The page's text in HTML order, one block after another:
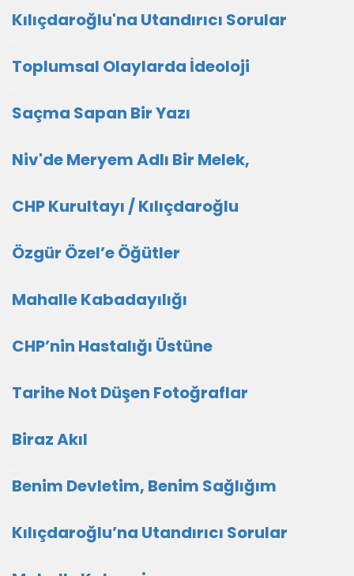
Kılıçdaroğlu'na Utandırıcı Sorular
Toplumsal Olaylarda İdeoloji
Saçma Sapan Bir Yazı
Niv'de Meryem Adlı Bir Melek,
CHP Kurultayı / Kılıçdaroğlu
Özgür Özel’e Öğütler
Mahalle Kabadayılığı
CHP’nin Hastalığı Üstüne
Tarihe Not Düşen Fotoğraflar
Biraz Akıl
Benim Devletim, Benim Sağlığım
Kılıçdaroğlu’na Utandırıcı Sorular